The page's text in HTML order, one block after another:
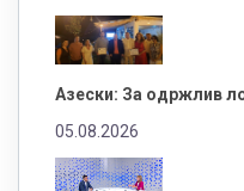
Азески: За одржлив
05.08.2026